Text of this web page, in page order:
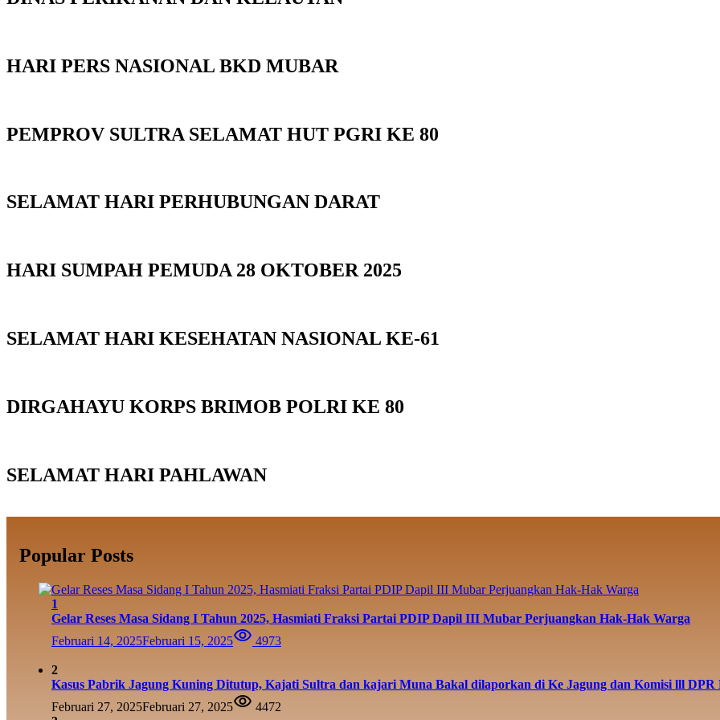
HARI PERS NASIONAL BKD MUBAR
PEMPROV SULTRA SELAMAT HUT PGRI KE 80
SELAMAT HARI PERHUBUNGAN DARAT
HARI SUMPAH PEMUDA 28 OKTOBER 2025
SELAMAT HARI KESEHATAN NASIONAL KE-61
DIRGAHAYU KORPS BRIMOB POLRI KE 80
SELAMAT HARI PAHLAWAN
Popular Posts
1
Gelar Reses Masa Sidang I Tahun 2025, Hasmiati Fraksi Partai PDIP Dapil III Mubar Perjuangkan Hak-Hak Warga
Februari 14, 2025Februari 15, 2025 4973
2
Kasus Pabrik Jagung Kuning Ditutup, Kajati Sultra dan kajari Muna Bakal dilaporkan di Ke Jagung dan Komisi lll DPR
Februari 27, 2025Februari 27, 2025
4472